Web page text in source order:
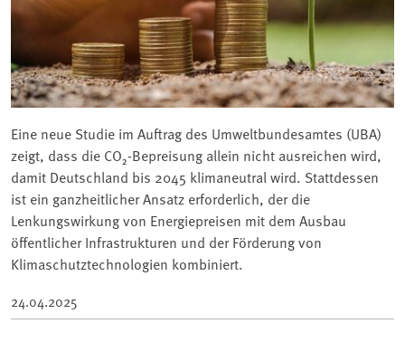
Eine neue Studie im Auftrag des Umweltbundesamtes (UBA)
zeigt, dass die CO₂-Bepreisung allein nicht ausreichen wird,
damit Deutschland bis 2045 klimaneutral wird. Stattdessen
ist ein ganzheitlicher Ansatz erforderlich, der die
Lenkungswirkung von Energiepreisen mit dem Ausbau
öffentlicher Infrastrukturen und der Förderung von
Klimaschutztechnologien kombiniert.
24.04.2025